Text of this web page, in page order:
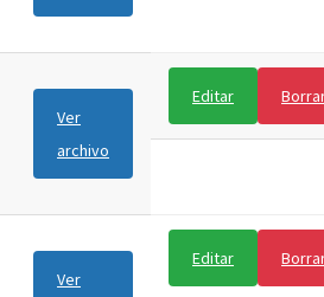
Ver
archivo
Editar
Ver
Editar